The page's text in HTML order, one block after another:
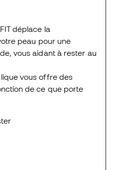
déplace la
peau pour une
vous aidant à rester au
vous offre des
de ce que porte